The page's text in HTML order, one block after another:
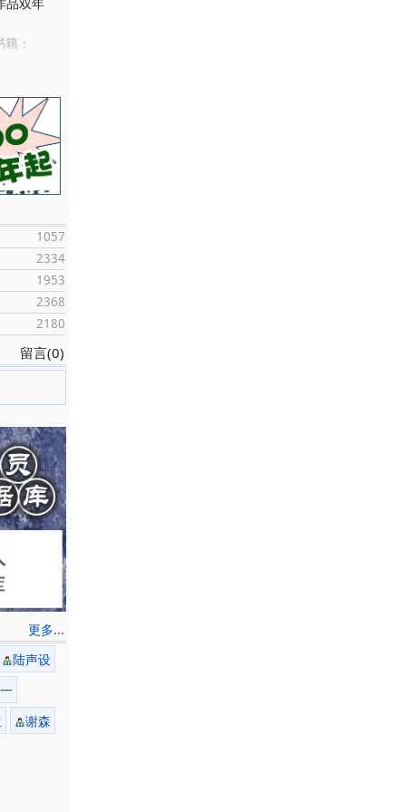
；
《八道
集》画
1057
2334
1953
2368
2180
留言(0)
更多...
陆声设
谢森